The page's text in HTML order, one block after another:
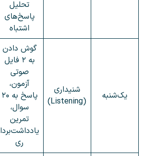
تحلیل
پاسخ‌های
اشتباه
یک‌شنبه
شنیداری
(Listening)
گوش دادن
به ۲ فایل
صوتی
آزمون،
پاسخ به ۲۰
سوال،
تمرین
یادداشت‌بردا
ری